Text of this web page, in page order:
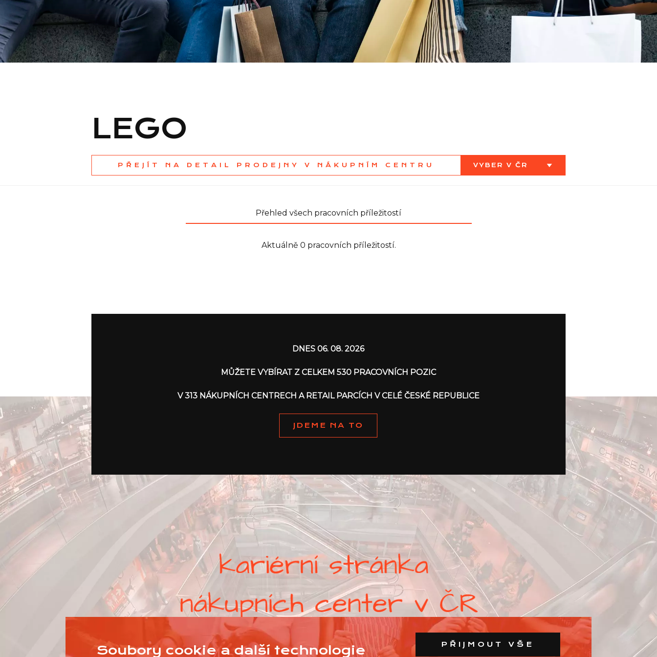
LEGO
PŘEJÍT NA DETAIL PRODEJNY V NÁKUPNÍM CENTRU VYBER V ČR
Přehled všech pracovních příležitostí
Aktuálně 0 pracovních příležitostí.
DNES 06. 08. 2026
MŮŽETE VYBÍRAT Z CELKEM 530 PRACOVNÍCH POZIC
V 313 NÁKUPNÍCH CENTRECH A RETAIL PARCÍCH V CELÉ ČESKÉ REPUBLICE
JDEME NA TO
Soubory cookie a další technologie PŘIJMOUT VŠE